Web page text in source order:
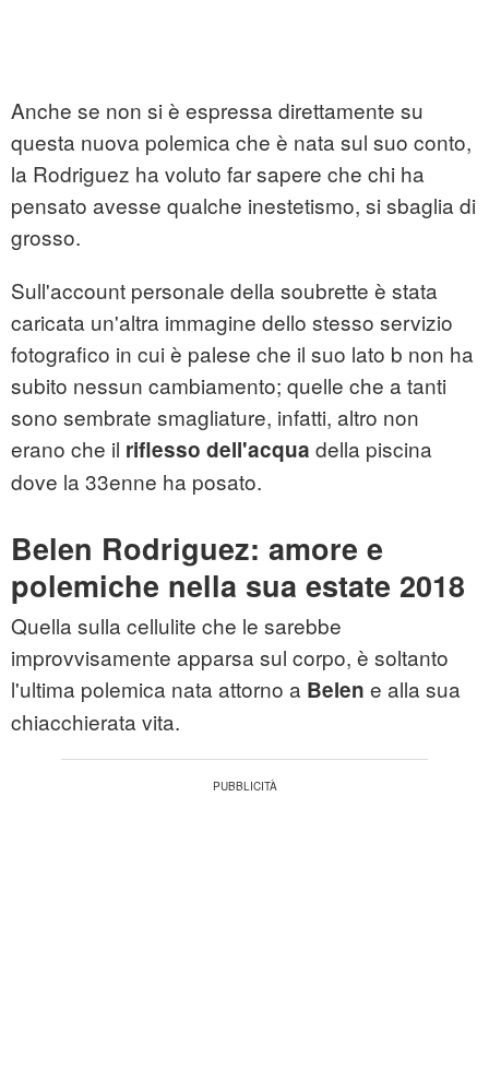
Anche se non si è espressa direttamente su
questa nuova polemica che è nata sul suo conto,
la Rodriguez ha voluto far sapere che chi ha
pensato avesse qualche inestetismo, si sbaglia di
grosso.
Sull'account personale della soubrette è stata
caricata un'altra immagine dello stesso servizio
fotografico in cui è palese che il suo lato b non ha
subito nessun cambiamento; quelle che a tanti
sono sembrate smagliature, infatti, altro non
erano che il riflesso dell'acqua della piscina
dove la 33enne ha posato.
Belen Rodriguez: amore e
polemiche nella sua estate 2018
Quella sulla cellulite che le sarebbe
improvvisamente apparsa sul corpo, è soltanto
l'ultima polemica nata attorno a Belen e alla sua
chiacchierata vita.